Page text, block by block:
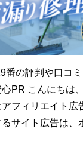
番の評判や口コ
PR こんにちは
フィリエイト広
サイト広告は、